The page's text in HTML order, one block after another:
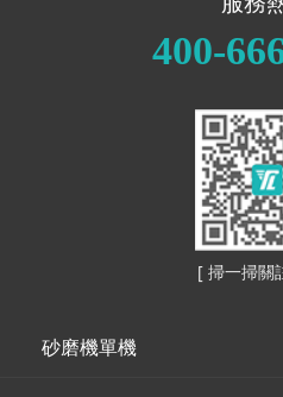
400-
[ 掃一掃關
砂磨機單機